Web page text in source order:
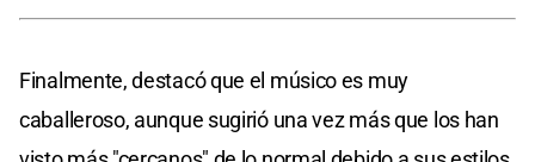
Finalmente, destacó que el músico es muy
caballeroso, aunque sugirió una vez más que los han